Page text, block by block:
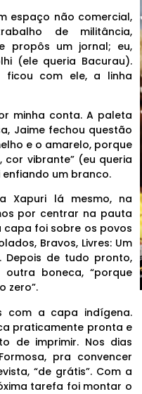
espaço não comercial,
de militância,
propôs um jornal; eu,
(ele queria Bacurau).
ficou com ele, a linha
minha conta. A paleta
Jaime fechou questão
e o amarelo, porque
vibrante” (eu queria
um branco.
Xapuri lá mesmo, na
por centrar na pauta
capa foi sobre os povos
Bravos, Livres: Um
Depois de tudo pronto,
boneca, “porque
zero”.
com a capa indígena.
praticamente pronta e
de imprimir. Nos dias
pra convencer
“de grátis”. Com a
tarefa foi montar o